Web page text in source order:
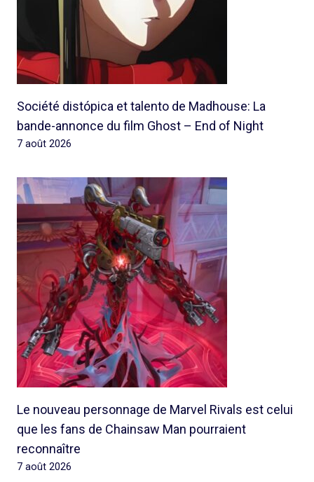
Société distópica et talento de Madhouse: La
bande-annonce du film Ghost – End of Night
7 août 2026
Le nouveau personnage de Marvel Rivals est celui
que les fans de Chainsaw Man pourraient
reconnaître
7 août 2026